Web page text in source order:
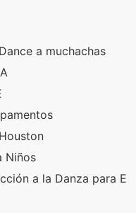
a muchachas
Niños
a la Danza para E